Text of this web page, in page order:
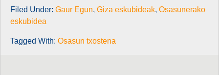
Filed Under: Gaur Egun, Giza eskubideak, Osasunerako
eskubidea
Tagged With: Osasun txostena